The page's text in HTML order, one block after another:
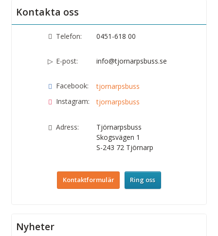
Kontakta oss
Telefon: 0451-618 00
E-post: info@tjornarpsbuss.se
Facebook:
tjornarpsbuss
Instagram:
tjornarpsbuss
Adress:
Tjörnarpsbuss
Skogsvägen 1
S-243 72 Tjörnarp
Kontaktformulär Ring oss
Nyheter